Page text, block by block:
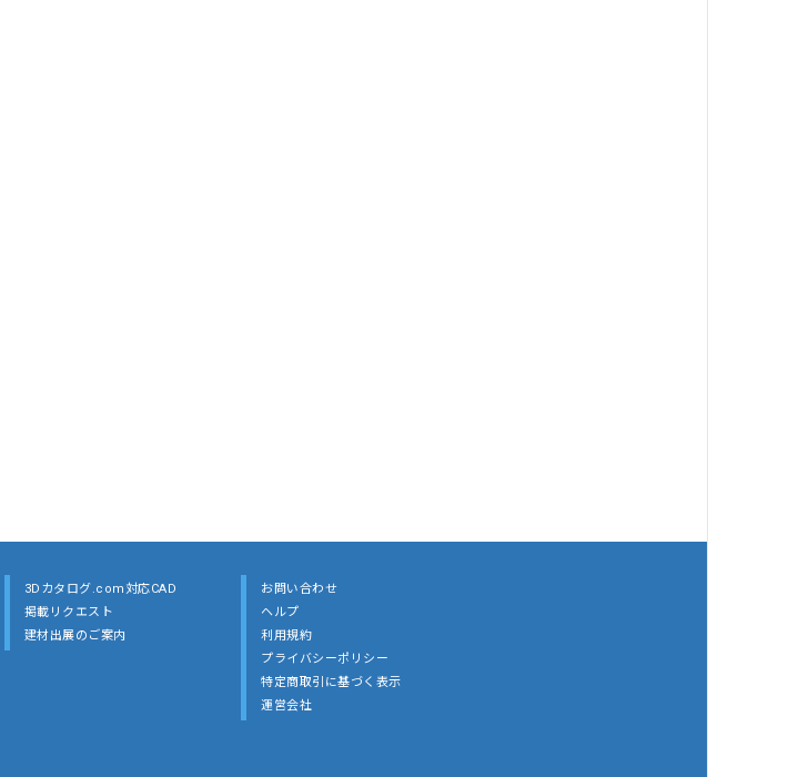
3Dカタログ.com対応CAD
掲載リクエスト
建材出展のご案内
お問い合わせ
ヘルプ
利用規約
プライバシーポリシー
特定商取引に基づく表示
運営会社